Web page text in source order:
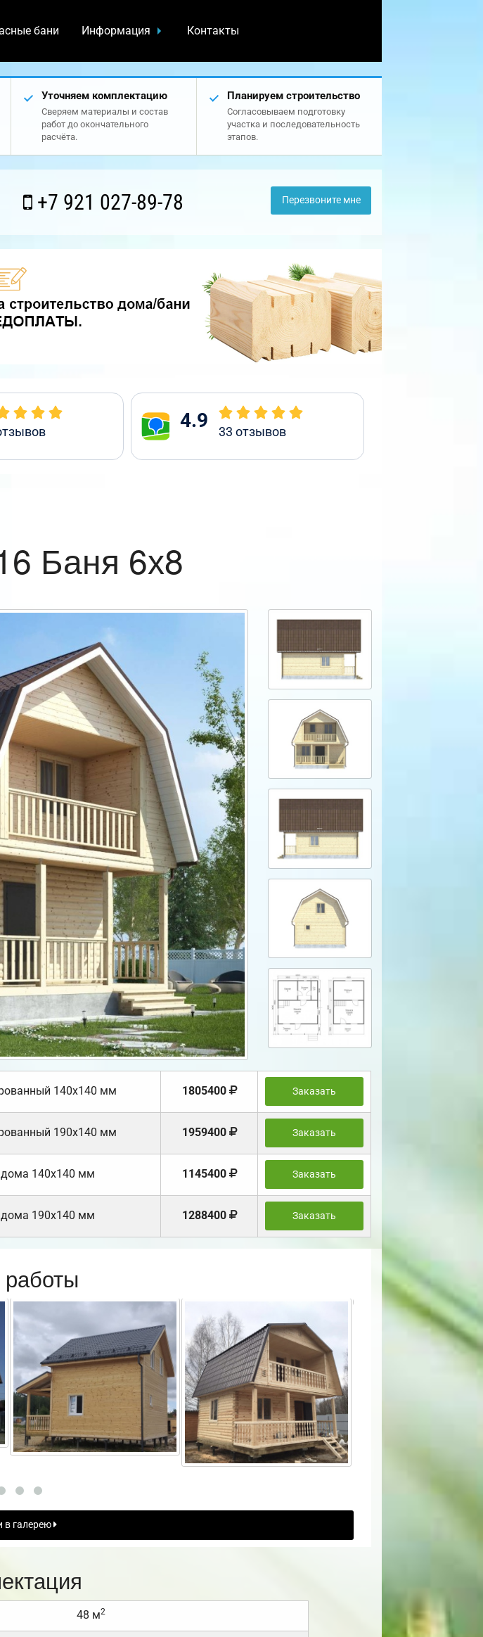
бани Информация Контакты
Уточняем комплектацию
Сверяем материалы и состав
работ до окончательного
расчёта.
Планируем строительство
Согласовываем подготовку
участка и последовательность
этапов.
+7 921 027-89-78 Перезвоните мне
4.9 33 отзывов
Баня 6х8
140х140 мм 1805400 Заказать
190х140 мм 1959400 Заказать
дома 140х140 мм 1145400 Заказать
дома 190х140 мм 1288400 Заказать
в галерею
48 м2